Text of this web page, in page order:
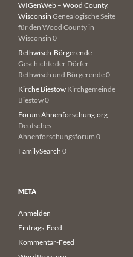
WIGenWeb – Wood County,
Wisconsin Genealogische Seite
für den Wood County in
Wisconsin 0
Rethwisch-Börgerende
Geschichte der Dörfer
Rethwisch und Börgerende 0
Kirche Biestow Kirchgemeinde
Biestow 0
Forum Ahnenforschung.org
Deutsches
Ahnenforschungsforum 0
FamilySearch 0
META
Anmelden
Eintrags-Feed
Kommentar-Feed